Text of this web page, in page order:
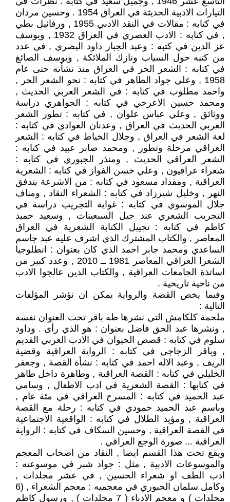
التيارات الادبية الحديثة في العراق 1954 . وحسين مردان
في كتابه : مقالات في النقد الادبي 1955 , ورفائيل بطي
, في كتابه : الادب العصري في العراق 1932 , ويوسف
عز الدين في كتبه : وعبد الجبار داود البصري , في عدد
من كتبه حول السياب ونازك الملائكة , ويوسف الصائغ
في كتابه : الشعر الحر في العراق منذ نشأته حتى عام
1958 , وعلي جواد الطاهر في كتابه : نحو الشعر الحر ,
واحمد مطلوب في كتابه : في الشعر العربي الحديث ,
ومحمد حسين الاعرجي في كتابه : الجواهري دراسة
ووثائق , وعلي عباس علوان , في كتابه : تطور الشعر
العربي الحديث في العراق , وعدنان العوادي في كتابه :
لغة الشعر في العراق , وجلال الخياط في كتابه : الشعر
العراقي مرحلة وتطور , ومحمد صابر عبيد في كتابه :
الشعر العراقي الحديث , ومنذر الجبوري في كتابه :
شعراء عراقيون , وعلي خسن الفواز في كتابه : الشعرية
العراقية , ومقداد مسعود في كتابه : من الاشرعة يتدفق
النهر , وخليل شيرزاد في كتابه : الشعراء النقاد , ومناف
جلال الموسوي في كتابه : غواية التجريب دراسة في
التجريب الشعري عند جيل السبعينات , وسعيد حميد
كاظم في كتابه : تجييل الكتابة الشعرية في العراق
المعاصر , والكتاب المشترك الذي اشرف عليه عبد جاسم
الساعدي ومحمد جابر احمد الذي كان بعنوان : انطلوجيا
الشعرا العراقي المعاصر 1981 ــ 2010 , وعدد كبير من
اساتذة الجامعات العراقية , والكتاب الذين عالجوا الادب
من ناحية تاريخية .
وفيما يخص القصة والرواية يمكن ان نؤشر المؤلفات
التالية :
ملحمة كلكامش التي نشرها طه باقر تحت العنوان نفسه
, ونشرها عبد الحق فاضل بعنوان : هو الذي رأى . وداود
سلوم في كتابه : قصص الحيوان في الادب العربي القديم
, وباقر الزجاجي في كتابه : الرواية العراقية وقضية
الريف , وعبد الاله احمد في كتابه : نشأة القصة , وجعفر
الخليلي في كتابه : القصة العراقية , وطاهرة داخل طاهر
في كتابها : القصة الشعرية في ادب الاطفال , وسامي
عبد الحميد في كتابه : المسرح العراقي في مئة عام ,
وباسم عبد الحميد حمودي في كتابه : رحلة مع القصة
العراقية , ومؤيد الطلال في كتابه : الواقعية الاجتماعية
في القصة العراقية , وحسين السكاف في كتابه : الرواية
العراقية ... صورة الوجع العراقي .
ويقع تحت هذا القسم ايضا , النقاد من اصحاب المعجم
والموسوعات الادبية , مثل : جواد شبر في موسوعته :
ادب الطف او شعراء الحسين , في عشر مجلدات ,
وكامل سلمان الجبوري في معجميه : معجم الشعراء , (6
مجلدات ) و معجم الادباء ( 7 مجلدات ) , ورسول كاظم